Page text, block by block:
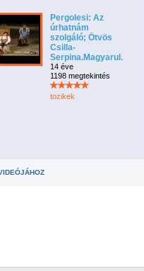
Pergolesi: Az
úrhatnám
szolgáló; Ötvös
Csilla-
Serpina.Magyarul.
14 éve
1198 megtekintés
tozikek